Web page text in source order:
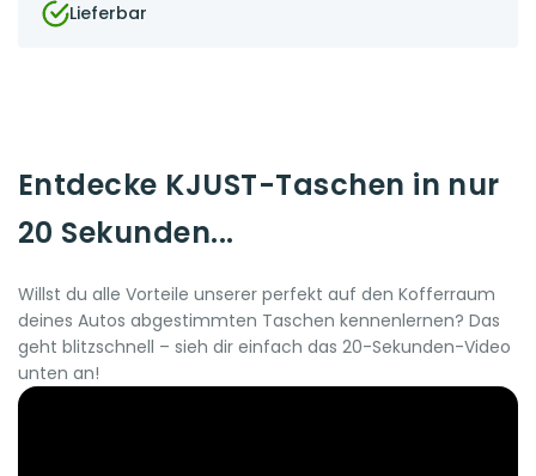
Lieferbar
Entdecke KJUST-Taschen in nur
20 Sekunden...
Willst du alle Vorteile unserer perfekt auf den Kofferraum
deines Autos abgestimmten Taschen kennenlernen? Das
geht blitzschnell – sieh dir einfach das 20-Sekunden-Video
unten an!